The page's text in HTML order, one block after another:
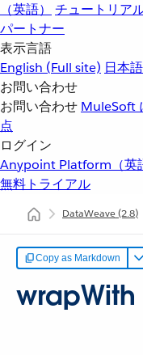
（英語）
チュートリア
パートナー
表示言語
English (Full site) 日本語
お問い合わせ
お問い合わせ MuleSoft
点
ログイン
Anypoint Platform（英
無料トライアル
DataWeave(2.8)
Copy as Markdown
wrapWith